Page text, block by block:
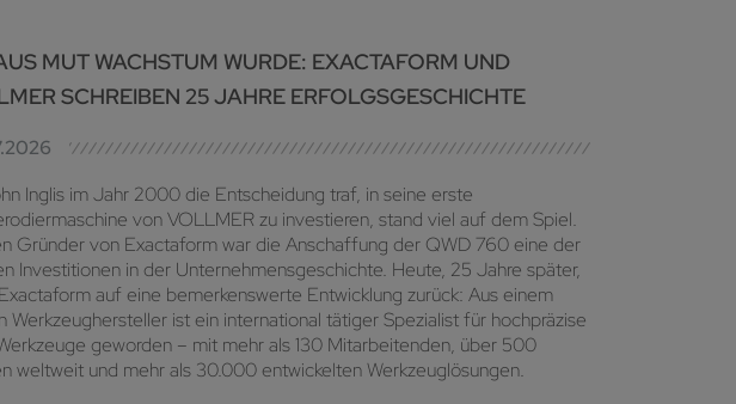
MUT WACHSTUM WURDE: EXACTAFORM UND
SCHREIBEN 25 JAHRE ERFOLGSGESCHICHTE
Inglis im Jahr 2000 die Entscheidung traf, in seine erste
von VOLLMER zu investieren, stand viel auf dem Spiel.
Gründer von Exactaform war die Anschaffung der QWD 760 eine der
Investitionen in der Unternehmensgeschichte. Heute, 25 Jahre später,
auf eine bemerkenswerte Entwicklung zurück: Aus einem
Werkzeughersteller ist ein international tätiger Spezialist für hochpräzise
geworden – mit mehr als 130 Mitarbeitenden, über 500
weltweit und mehr als 30.000 entwickelten Werkzeuglösungen.